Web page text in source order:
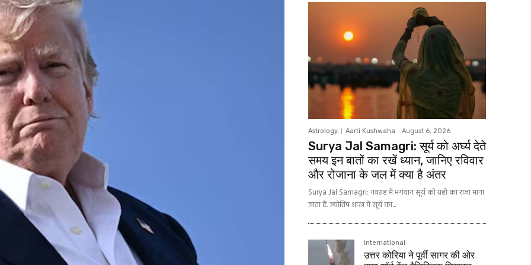
Astrology Aarti Kushwaha - August 6, 2026
Surya Jal Samagri: सूर्य को अर्घ्य देते
समय इन बातों का रखें ध्यान, जानिए रविवार
और रोजाना के जल में क्या है अंतर
Surya Jal Samagri: नवग्रह में भगवान सूर्य को ग्रहों का राजा माना
जाता हैं. ज्योतिष शास्त्र में सूर्य का...
International
उत्तर कोरिया ने पूर्वी सागर की ओर